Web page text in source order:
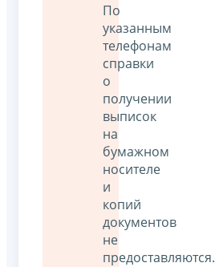
По
указанным
телефонам
справки
о
получении
выписок
на
бумажном
носителе
и
копий
документов
не
предоставляются.